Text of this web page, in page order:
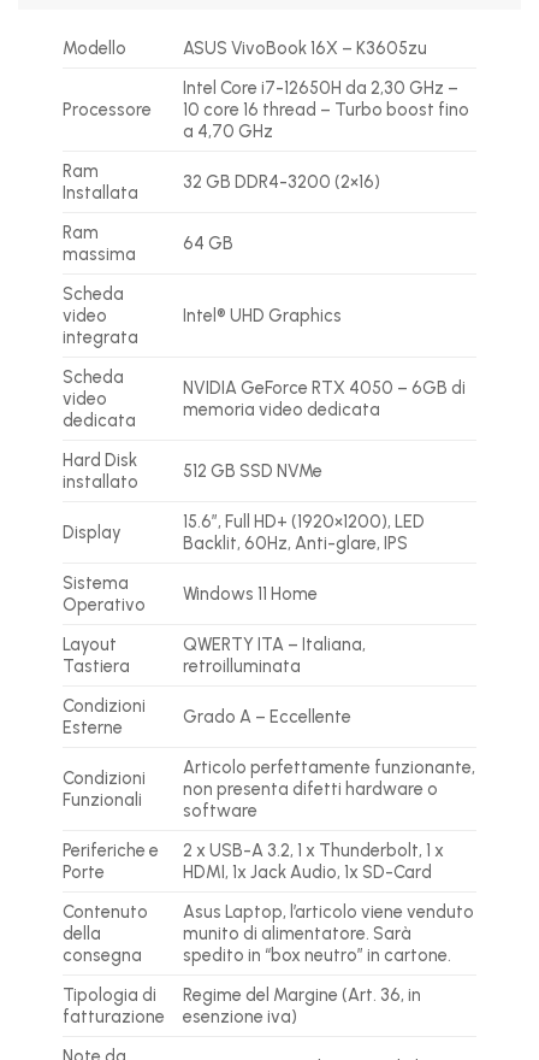
Modello ASUS VivoBook 16X – K3605zu
Processore
Intel Core i7-12650H da 2,30 GHz –
10 core 16 thread – Turbo boost fino
a 4,70 GHz
Ram
Installata
32 GB DDR4-3200 (2×16)
Ram
massima
64 GB
Scheda
video
integrata
Intel® UHD Graphics
Scheda
video
dedicata
NVIDIA GeForce RTX 4050 – 6GB di
memoria video dedicata
Hard Disk
installato
512 GB SSD NVMe
Display
15.6″, Full HD+ (1920×1200), LED
Backlit, 60Hz, Anti-glare, IPS
Sistema
Operativo
Windows 11 Home
Layout
Tastiera
QWERTY ITA – Italiana,
retroilluminata
Condizioni
Esterne
Grado A – Eccellente
Condizioni
Funzionali
Articolo perfettamente funzionante,
non presenta difetti hardware o
software
Periferiche e
Porte
2 x USB-A 3.2, 1 x Thunderbolt, 1 x
HDMI, 1x Jack Audio, 1x SD-Card
Contenuto
della
consegna
Asus Laptop, l’articolo viene venduto
munito di alimentatore. Sarà
spedito in “box neutro” in cartone.
Tipologia di
fatturazione
Regime del Margine (Art. 36, in
esenzione iva)